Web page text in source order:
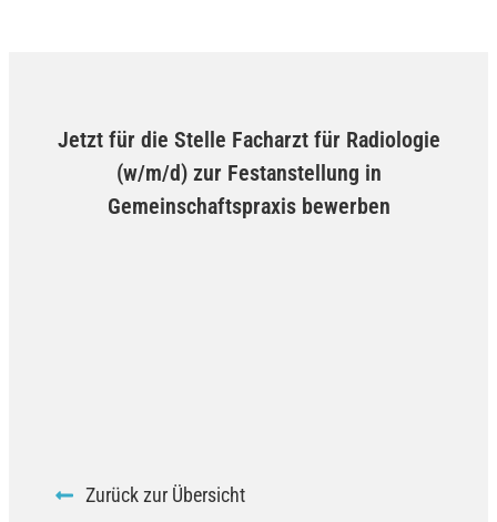
Jetzt für die Stelle Facharzt für Radiologie
(w/m/d) zur Festanstellung in
Gemeinschaftspraxis bewerben
Zurück zur Übersicht